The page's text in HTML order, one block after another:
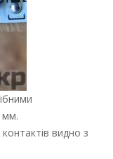
мм.
видно з